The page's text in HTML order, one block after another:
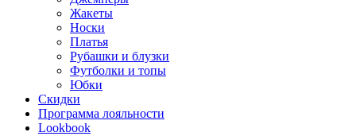
Жакеты
Носки
Платья
Рубашки и блузки
Футболки и топы
Юбки
Скидки
Программа лояльности
Lookbook